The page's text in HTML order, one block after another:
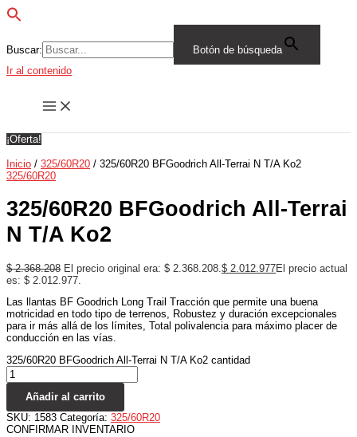
Buscar:
Botón de búsqueda
Ir al contenido
¡Oferta!
Inicio / 325/60R20 / 325/60R20 BFGoodrich All-Terrai N T/A Ko2
325/60R20
325/60R20 BFGoodrich All-Terrai
N T/A Ko2
$2.368.208 El precio original era: $ 2.368.208. $ 2.012.977El precio actual
es: $ 2.012.977.
Las llantas BF Goodrich Long Trail Tracción que permite una buena
motricidad en todo tipo de terrenos, Robustez y duración excepcionales
para ir más allá de los límites, Total polivalencia para máximo placer de
conducción en las vías.
325/60R20 BFGoodrich All-Terrai N T/A Ko2 cantidad
Añadir al carrito
SKU: 1583 Categoría: 325/60R20
CONFIRMAR INVENTARIO